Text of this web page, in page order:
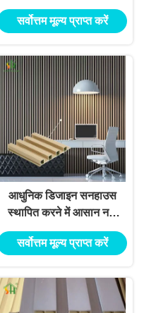
फ्लूटेड दीवार पैनल आंतरिक
डिजाइन के लिए
सर्वोत्तम मूल्य प्राप्त करें
आधुनिक डिजाइन सनहाउस
स्थापित करने में आसान नमी
प्रतिरोधी आंतरिक सजावट
डब्ल्यूपीसी फ्लोटेड वॉल पैनल
सर्वोत्तम मूल्य प्राप्त करें